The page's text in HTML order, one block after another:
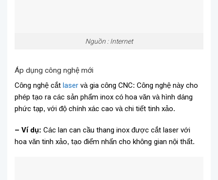
Nguồn : Internet
Áp dụng công nghệ mới
Công nghệ cắt laser và gia công CNC: Công nghệ này cho
phép tạo ra các sản phẩm inox có hoa văn và hình dáng
phức tạp, với độ chính xác cao và chi tiết tinh xảo.
– Ví dụ: Các lan can cầu thang inox được cắt laser với
hoa văn tinh xảo, tạo điểm nhấn cho không gian nội thất.